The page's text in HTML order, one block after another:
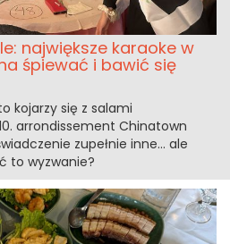
największe karaoke w
śpiewać i bawić się
kojarzy się z salami
arrondissement Chinatown
zupełnie inne... ale
to wyzwanie?